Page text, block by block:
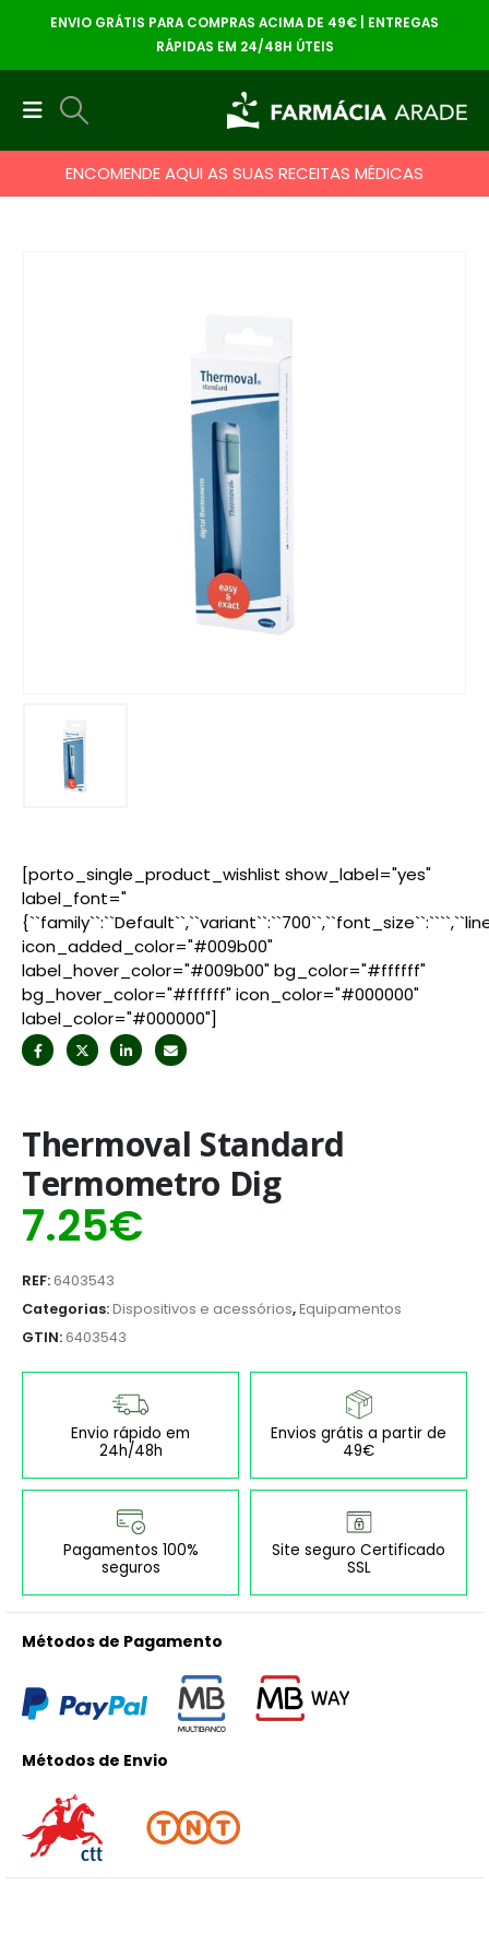
ENVIO GRÁTIS PARA COMPRAS ACIMA DE 49€ | ENTREGAS
RÁPIDAS EM 24/48H ÚTEIS
ENCOMENDE AQUI AS SUAS RECEITAS MÉDICAS
[porto_single_product_wishlist show_label="yes"
label_font="
icon_added_color="#009b00"
label_hover_color="#009b00" bg_color="#ffffff"
bg_hover_color="#ffffff" icon_color="#000000"
label_color="#000000"]
Thermoval Standard
Termometro Dig
7.25€
REF:6403543
Categorias:Dispositivos e acessórios,Equipamentos
GTIN:6403543
Envio rápido em
24h/48h
Envios grátis a partir de
49€
Pagamentos 100%
seguros
Site seguro Certificado
SSL
Métodos de Pagamento
Métodos de Envio